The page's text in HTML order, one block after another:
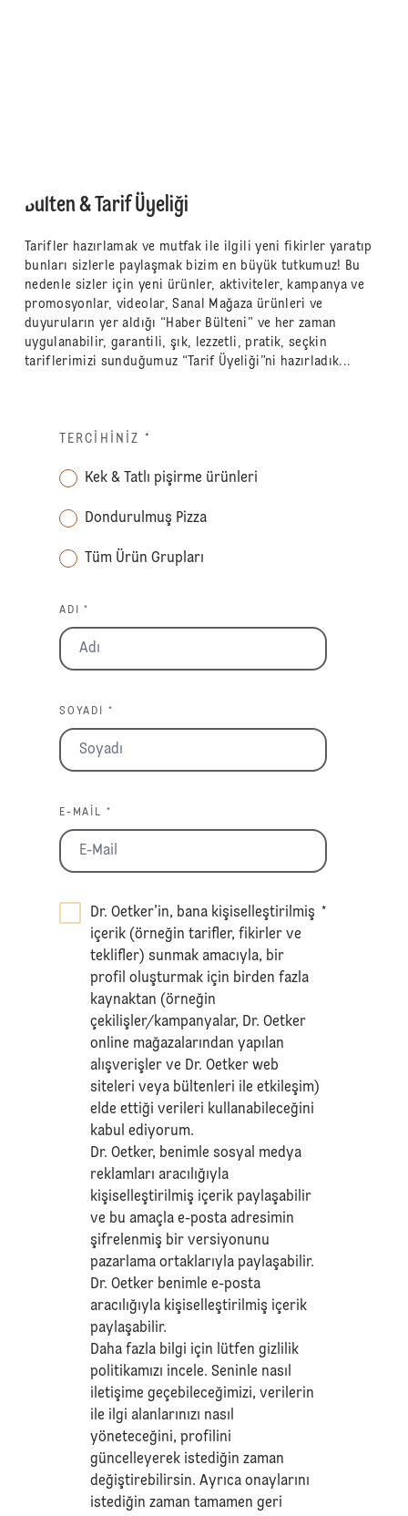
Bülten & Tarif Üyeliği
Tarifler hazırlamak ve mutfak ile ilgili yeni fikirler yaratıp
bunları sizlerle paylaşmak bizim en büyük tutkumuz! Bu
nedenle sizler için yeni ürünler, aktiviteler, kampanya ve
promosyonlar, videolar, Sanal Mağaza ürünleri ve
duyuruların yer aldığı “Haber Bülteni” ve her zaman
uygulanabilir, garantili, şık, lezzetli, pratik, seçkin
tariflerimizi sunduğumuz “Tarif Üyeliği”ni hazırladık...
TERCIHINIZ *
Kek & Tatlı pişirme ürünleri
Dondurulmuş Pizza
Tüm Ürün Grupları
ADI *
SOYADI *
E-MAIL *
Dr. Oetker’in, bana kişiselleştirilmiş
içerik (örneğin tarifler, fikirler ve
teklifler) sunmak amacıyla, bir
profil oluşturmak için birden fazla
kaynaktan (örneğin
çekilişler/kampanyalar, Dr. Oetker
online mağazalarından yapılan
alışverişler ve Dr. Oetker web
siteleri veya bültenleri ile etkileşim)
elde ettiği verileri kullanabileceğini
kabul ediyorum.
Dr. Oetker, benimle sosyal medya
reklamları aracılığıyla
kişiselleştirilmiş içerik paylaşabilir
ve bu amaçla e-posta adresimin
şifrelenmiş bir versiyonunu
pazarlama ortaklarıyla paylaşabilir.
Dr. Oetker benimle e-posta
aracılığıyla kişiselleştirilmiş içerik
paylaşabilir.
Daha fazla bilgi için lütfengizlilik
politikamızı incele. Seninle nasıl
iletişime geçebileceğimizi, verilerin
ile ilgi alanlarınızı nasıl
yöneteceğini, profilini
güncelleyerek istediğin zaman
değiştirebilirsin. Ayrıca onaylarını
istediğin zaman tamamen geri
*